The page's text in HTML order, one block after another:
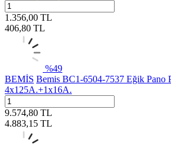
1.356,00 TL
406,80 TL
%49
BEMİS Bemis BC1-6504-7537 Eğik Pano
4x125A.+1x16A.
9.574,80 TL
4.883,15 TL